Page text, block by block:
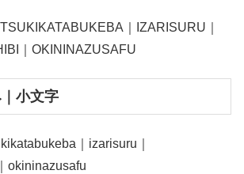
｜IZARISURU｜
｜OKININAZUSAFU
小文字
｜izarisuru｜
okininazusafu